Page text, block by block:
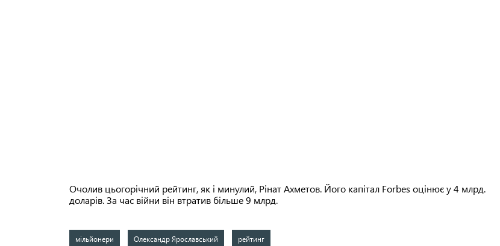
Очолив цьогорічний рейтинг, як і минулий, Рінат Ахметов. Його капітал Forbes оцінює у 4 млрд.
доларів. За час війни він втратив більше 9 млрд.
мільйонери Олександр Ярославський рейтинг